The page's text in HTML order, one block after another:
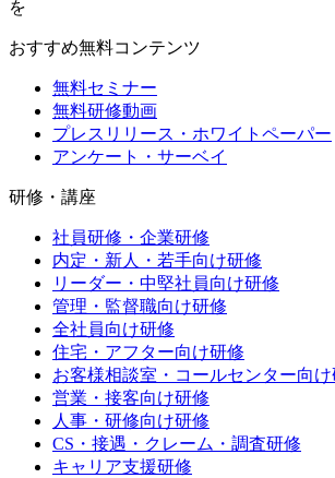
を
おすすめ無料コンテンツ
無料セミナー
無料研修動画
プレスリリース・ホワイトペーパー
アンケート・サーベイ
研修・講座
社員研修・企業研修
内定・新人・若手向け研修
リーダー・中堅社員向け研修
管理・監督職向け研修
全社員向け研修
住宅・アフター向け研修
お客様相談室・コールセンター向け
営業・接客向け研修
人事・研修向け研修
CS・接遇・クレーム・調査研修
キャリア支援研修